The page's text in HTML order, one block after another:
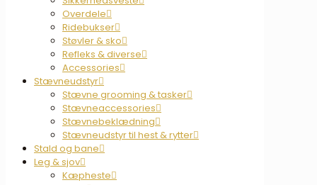
Overdele
Ridebukser
Støvler & sko
Refleks & diverse
Accessories
Stævneudstyr
Stævne grooming & tasker
Stævneaccessories
Stævnebeklædning
Stævneudstyr til hest & rytter
Stald og bane
Leg & sjov
Kæpheste